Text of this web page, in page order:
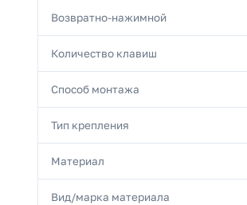
Возвратно-нажимной
Количество клавиш
Способ монтажа
Тип крепления
Материал
Вид/марка материала